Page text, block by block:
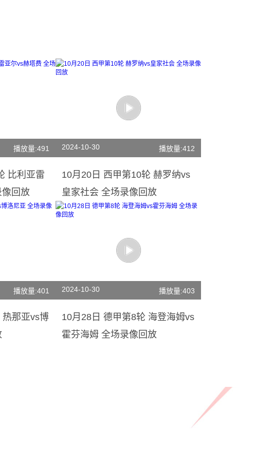
播放量:491
比利亚雷
回放
2024-10-30 播放量:412
10月20日 西甲第10轮 赫罗纳vs
皇家社会 全场录像回放
播放量:401
热那亚vs博
2024-10-30 播放量:403
10月28日 德甲第8轮 海登海姆vs
霍芬海姆 全场录像回放